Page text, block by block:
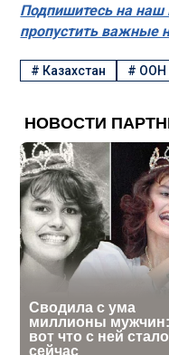
Подпишитесь на наш
пропустить важные
# Казахстан # ООН